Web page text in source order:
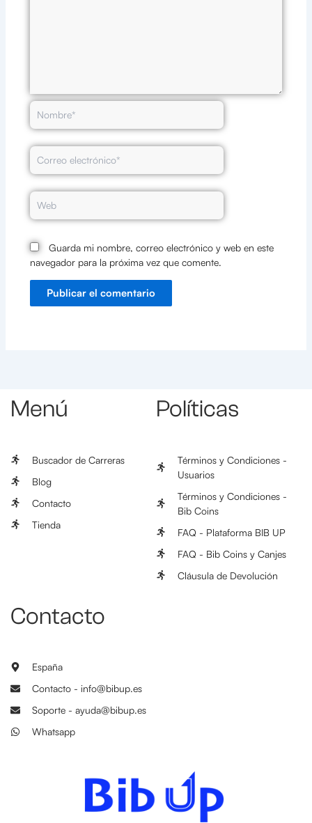
Nombre*
Correo
electrónico*
Web
Guarda mi nombre, correo electrónico y web en este
navegador para la próxima vez que comente.
Menú
Buscador de Carreras
Blog
Contacto
Tienda
Políticas
Términos y Condiciones -
Usuarios
Términos y Condiciones -
Bib Coins
FAQ - Plataforma BIB UP
FAQ - Bib Coins y Canjes
Cláusula de Devolución
Contacto
España
Contacto - info@bibup.es
Soporte - ayuda@bibup.es
Whatsapp